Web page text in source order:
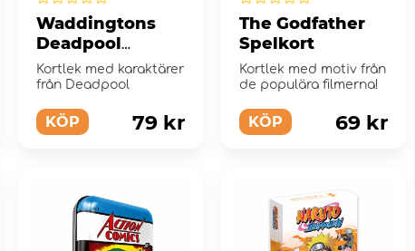
Waddingtons
Deadpool
spelkort
Kortlek med karaktärer
från Deadpool
KÖP 79 kr
The Godfather
Spelkort
Kortlek med motiv från
de populära filmerna!
KÖP 69 kr